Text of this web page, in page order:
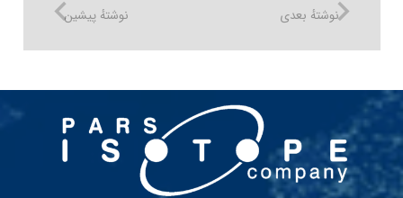
نوشتهٔ پیشین نوشتهٔ بعدی